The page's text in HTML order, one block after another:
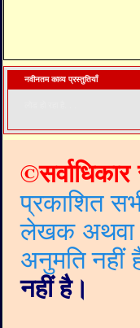
नवीनतम काव्य प्रस्तुतियाँ
©
प्रकाशित
लेखक अथवा
अनुमति नहीं
नहीं है।